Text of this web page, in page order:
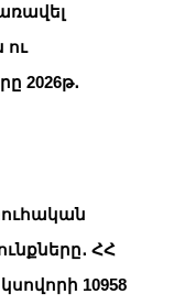
ու
2026թ․
ՀՀ
10958